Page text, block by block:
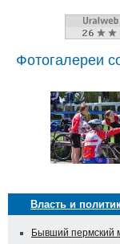
Фотогалереи
Власть и
Бывший пермский